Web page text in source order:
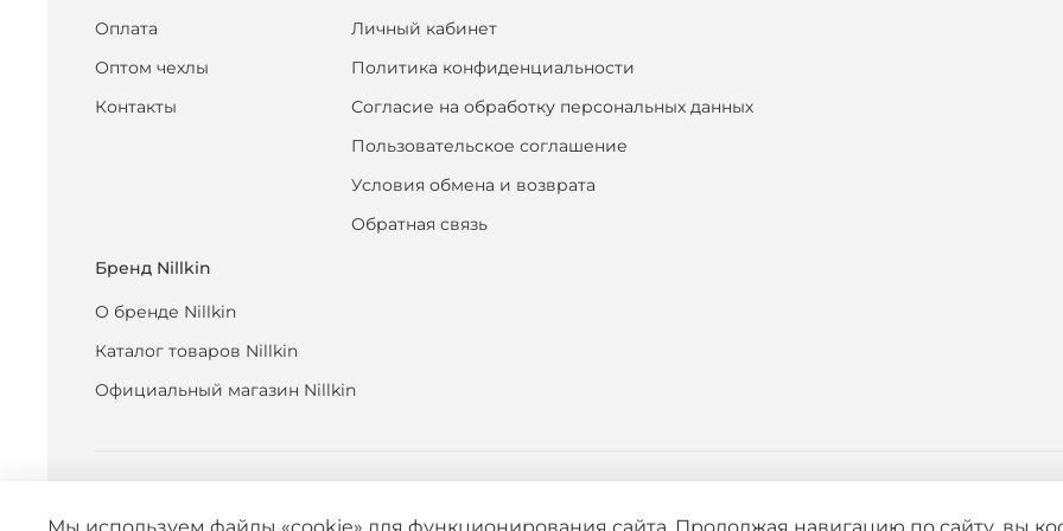
Оплата
Оптом чехлы
Контакты
Личный кабинет
Политика конфиденциальности
Согласие на обработку персональных данных
Пользовательское соглашение
Условия обмена и возврата
Обратная связь
Бренд Nillkin
О бренде Nillkin
Каталог товаров Nillkin
Официальный магазин Nillkin